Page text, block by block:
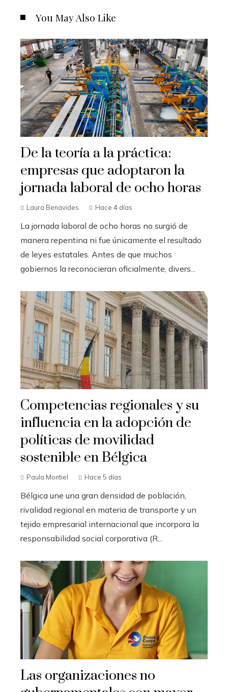
You May Also Like
De la teoría a la práctica:
empresas que adoptaron la
jornada laboral de ocho horas
Laura Benavides Hace 4 días
La jornada laboral de ocho horas no surgió de
manera repentina ni fue únicamente el resultado
de leyes estatales. Antes de que muchos
gobiernos la reconocieran oficialmente, divers...
Competencias regionales y su
influencia en la adopción de
políticas de movilidad
sostenible en Bélgica
Paula Montiel Hace 5 días
Bélgica une una gran densidad de población,
rivalidad regional en materia de transporte y un
tejido empresarial internacional que incorpora la
responsabilidad social corporativa (R...
Las organizaciones no